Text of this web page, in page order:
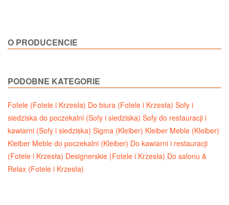
O PRODUCENCIE
PODOBNE KATEGORIE
Fotele (Fotele i Krzesła) Do biura (Fotele i Krzesła) Sofy i
siedziska do poczekalni (Sofy i siedziska) Sofy do restauracji i
kawiarni (Sofy i siedziska) Sigma (Kleiber) Kleiber Meble (Kleiber)
Kleiber Meble do poczekalni (Kleiber) Do kawiarni i restauracji
(Fotele i Krzesła) Designerskie (Fotele i Krzesła) Do salonu &
Relax (Fotele i Krzesła)